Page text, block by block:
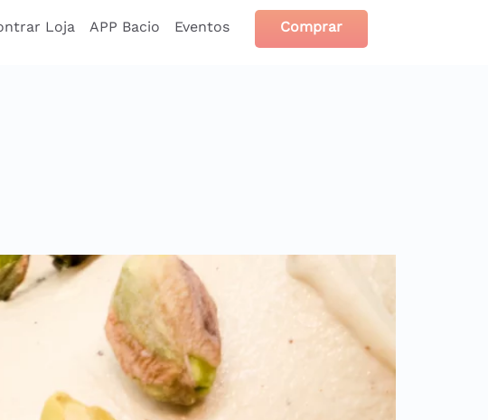
Loja APP Bacio Eventos Comprar